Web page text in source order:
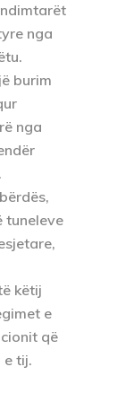
nga
burim
nga
tuneleve
këtij
e
që
e tij.